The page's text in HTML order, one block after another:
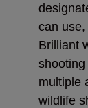
can
Brilliant
multiple
wildlife